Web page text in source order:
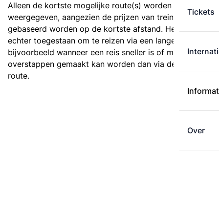
Tickets
Over
Alleen de kortste mogelijke route(s) worden
weergegeven, aangezien de prijzen van treintickets
gebaseerd worden op de kortste afstand. Het is
echter toegestaan om te reizen via een langere route,
bijvoorbeeld wanneer een reis sneller is of met minder
overstappen gemaakt kan worden dan via de kortste
route.